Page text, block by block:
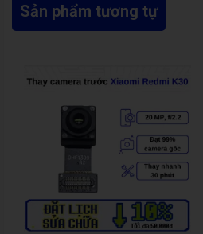
Sản phẩm tương tự